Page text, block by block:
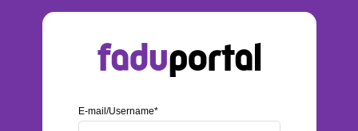
faduportal
E-mail/Username*